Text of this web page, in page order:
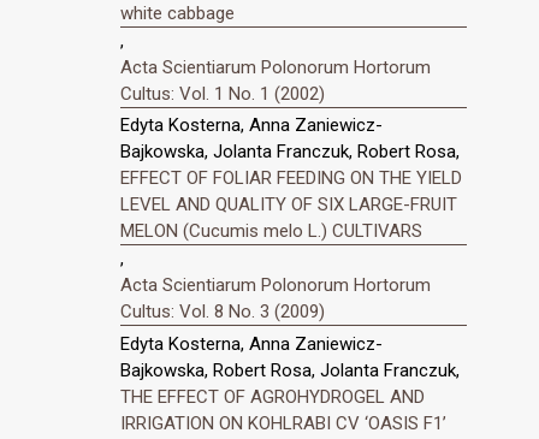
white cabbage
,
Acta Scientiarum Polonorum Hortorum
Cultus: Vol. 1 No. 1 (2002)
Edyta Kosterna, Anna Zaniewicz-
Bajkowska, Jolanta Franczuk, Robert Rosa,
EFFECT OF FOLIAR FEEDING ON THE YIELD
LEVEL AND QUALITY OF SIX LARGE-FRUIT
MELON (Cucumis melo L.) CULTIVARS
,
Acta Scientiarum Polonorum Hortorum
Cultus: Vol. 8 No. 3 (2009)
Edyta Kosterna, Anna Zaniewicz-
Bajkowska, Robert Rosa, Jolanta Franczuk,
THE EFFECT OF AGROHYDROGEL AND
IRRIGATION ON KOHLRABI CV ‘OASIS F1’